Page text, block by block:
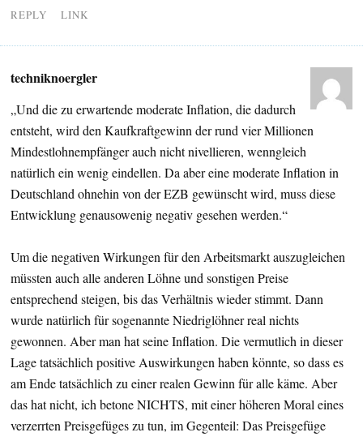
REPLY LINK
techniknoergler
„Und die zu erwartende moderate Inflation, die dadurch
entsteht, wird den Kaufkraftgewinn der rund vier Millionen
Mindestlohnempfänger auch nicht nivellieren, wenngleich
natürlich ein wenig eindellen. Da aber eine moderate Inflation in
Deutschland ohnehin von der EZB gewünscht wird, muss diese
Entwicklung genausowenig negativ gesehen werden.“
Um die negativen Wirkungen für den Arbeitsmarkt auszugleichen
müssten auch alle anderen Löhne und sonstigen Preise
entsprechend steigen, bis das Verhältnis wieder stimmt. Dann
wurde natürlich für sogenannte Niedriglöhner real nichts
gewonnen. Aber man hat seine Inflation. Die vermutlich in dieser
Lage tatsächlich positive Auswirkungen haben könnte, so dass es
am Ende tatsächlich zu einer realen Gewinn für alle käme. Aber
das hat nicht, ich betone NICHTS, mit einer höheren Moral eines
verzerrten Preisgefüges zu tun, im Gegenteil: Das Preisgefüge